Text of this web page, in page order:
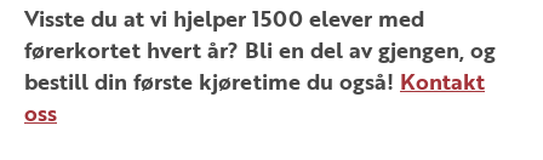
Visste du at vi hjelper 1500 elever med
førerkortet hvert år? Bli en del av gjengen, og
bestill din første kjøretime du også! Kontakt
oss